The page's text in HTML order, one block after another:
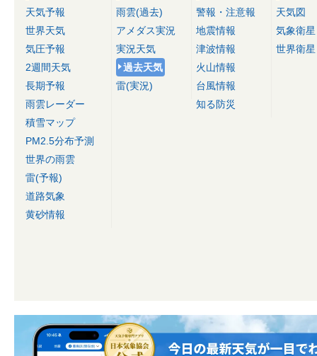
天気予報
世界天気
気圧予報
2週間天気
長期予報
雨雲レーダー
積雪マップ
PM2.5分布予測
世界の雨雲
雷(予報)
道路気象
黄砂情報
雨雲(過去)
アメダス実況
実況天気
過去天気
雷(実況)
警報・注意報
地震情報
津波情報
火山情報
台風情報
知る防災
天気図
気象衛星
世界衛星